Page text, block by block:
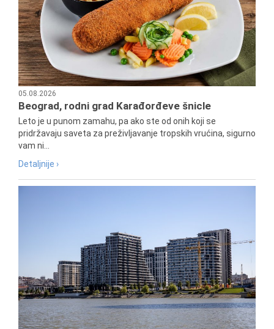
05.08.2026
Beograd, rodni grad Karađorđeve šnicle
Leto je u punom zamahu, pa ako ste od onih koji se
pridržavaju saveta za preživljavanje tropskih vrućina, sigurno
vam ni...
Detaljnije ›